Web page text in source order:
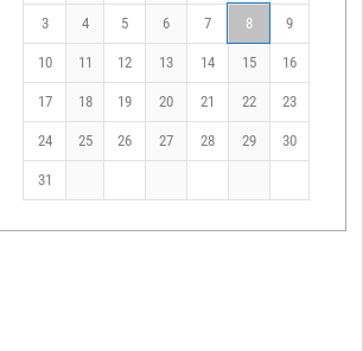
3 4 5 6 7 8 9
10 11 12 13 14 15 16
17 18 19 20 21 22 23
24 25 26 27 28 29 30
31